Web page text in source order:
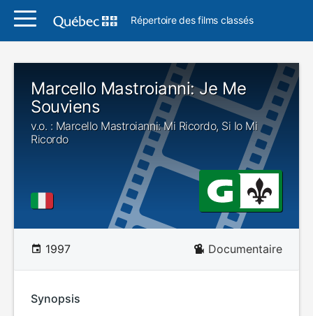
Répertoire des films classés
Marcello Mastroianni: Je Me
Souviens
v.o. : Marcello Mastroianni: Mi Ricordo, Si Io Mi
Ricordo
1997 Documentaire
Synopsis